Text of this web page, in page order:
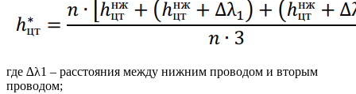
где ∆λ1 – расстояния между нижним проводом и вторым
проводом;